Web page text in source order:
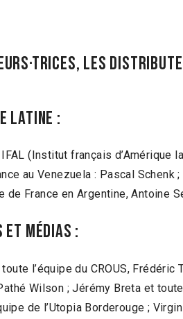
LES
LATINE :
(Institut français d’Amérique
au Venezuela : Pascal
de France en Argentine, Antoine
ET MÉDIAS :
l’équipe du CROUS,
Wilson ; Jérémy Breta et
de l’Utopia Borderouge ;